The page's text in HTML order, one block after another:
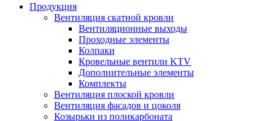
Продукция
Вентиляция скатной кровли
Вентиляционные выходы
Проходные элементы
Колпаки
Кровельные вентили KTV
Дополнительные элементы
Комплекты
Вентиляция плоской кровли
Вентиляция фасадов и цоколя
Козырьки из поликарбоната